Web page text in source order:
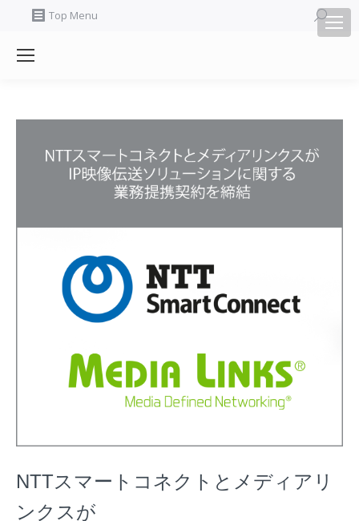
Top Menu Search:
NTTスマートコネクトとメディアリ
ンクスが